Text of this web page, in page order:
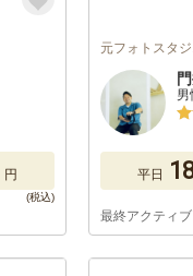
円
元フォトスタ
平日
最終アクティ